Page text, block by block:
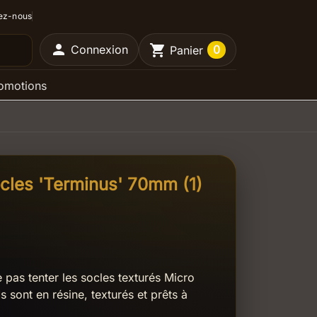
nous
 Connexion shopping_cart Panier 0
'Terminus' 70mm (1)
pas tenter les socles texturés Micro
sont en résine, texturés et prêts à